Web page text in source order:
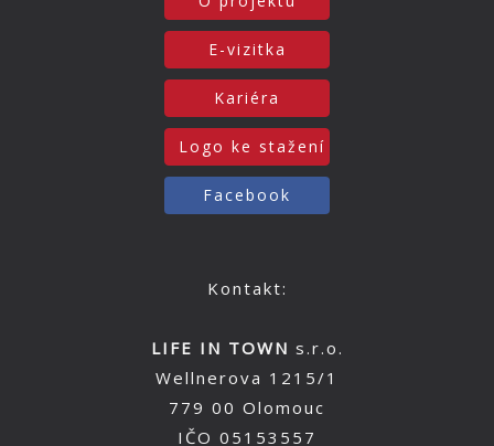
E-vizitka
Kariéra
Logo ke stažení
Facebook
Kontakt:
LIFE IN TOWN s.r.o.
Wellnerova 1215/1
779 00 Olomouc
IČO 05153557